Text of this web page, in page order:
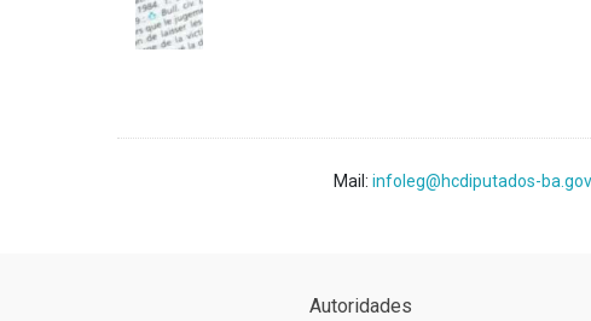
Mail: infoleg@hcdiputados-
Autoridades